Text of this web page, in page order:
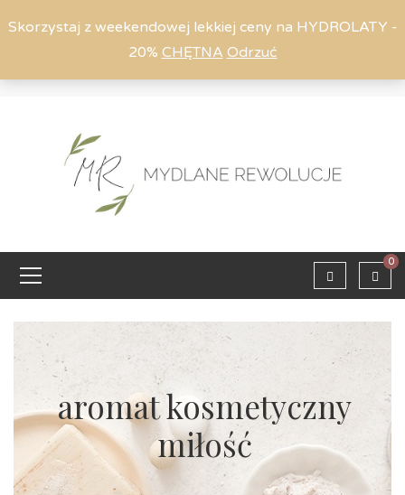
Skorzystaj z weekendowej lekkiej ceny na HYDROLATY -
20% CHĘTNA Odrzuć
0
aromat kosmetyczny
miłość